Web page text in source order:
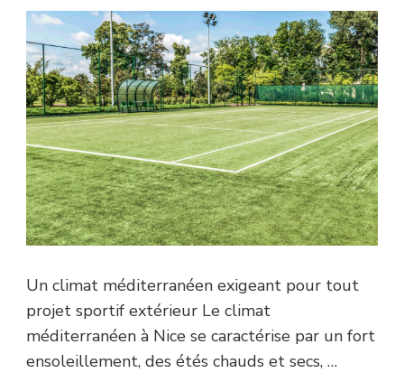
Un climat méditerranéen exigeant pour tout
projet sportif extérieur Le climat
méditerranéen à Nice se caractérise par un fort
ensoleillement, des étés chauds et secs, …